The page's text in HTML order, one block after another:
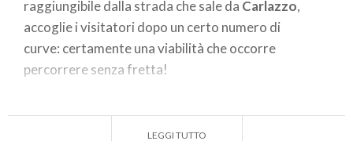
raggiungibile dalla strada che sale da Carlazzo,
accoglie i visitatori dopo un certo numero di
curve: certamente una viabilità che occorre
percorrere senza fretta!
LEGGI TUTTO